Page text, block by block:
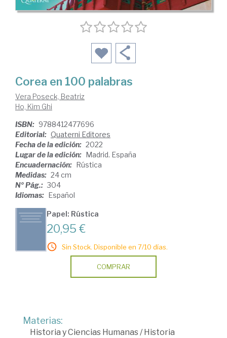
Corea en 100 palabras
Vera Poseck, Beatriz
Ho, Kim Ghi
ISBN: 9788412477696
Editorial: Quaterni Editores
Fecha de la edición: 2022
Lugar de la edición: Madrid. España
Encuadernación: Rústica
Medidas: 24 cm
Nº Pág.: 304
Idiomas: Español
Papel: Rústica
20,95 €
Sin Stock. Disponible en 7/10 días.
COMPRAR
Materias:
Historia y Ciencias Humanas/ Historia